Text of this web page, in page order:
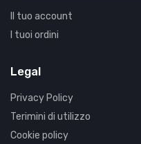
Il tuo account
I tuoi ordini
Legal
Privacy Policy
Terimini di utilizzo
Cookie policy